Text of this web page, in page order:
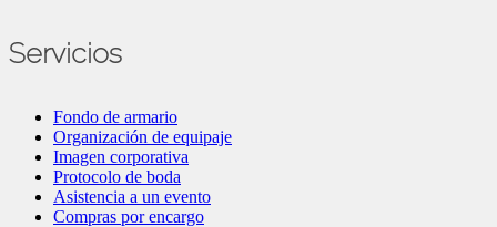
Servicios
Fondo de armario
Organización de equipaje
Imagen corporativa
Protocolo de boda
Asistencia a un evento
Compras por encargo